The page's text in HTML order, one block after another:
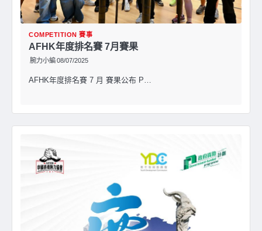
COMPETITION 賽事
AFHK年度排名賽 7月賽果
腕力小編08/07/2025
AFHK年度排名賽 7 月 賽果公布 P…